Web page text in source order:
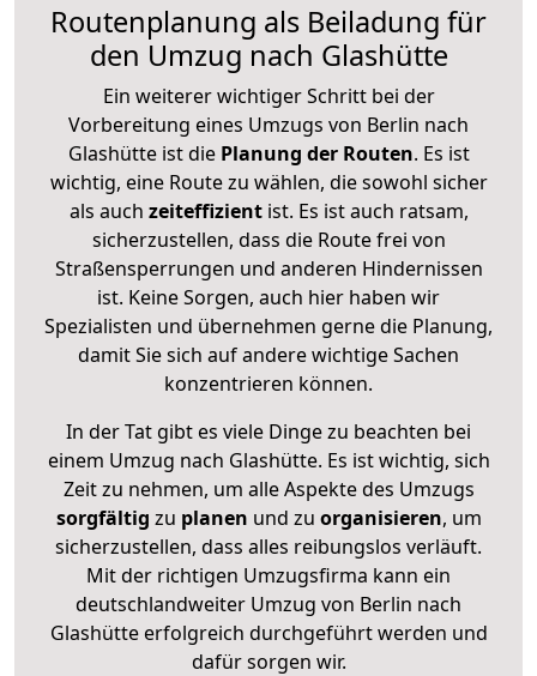
Routenplanung als Beiladung für
den Umzug nach Glashütte
Ein weiterer wichtiger Schritt bei der
Vorbereitung eines Umzugs von Berlin nach
Glashütte ist diePlanung der Routen. Es ist
wichtig, eine Route zu wählen, die sowohl sicher
als auch zeiteffizientist. Es ist auch ratsam,
sicherzustellen, dass die Route frei von
Straßensperrungen und anderen Hindernissen
ist. Keine Sorgen, auch hier haben wir
Spezialisten und übernehmen gerne die Planung,
damit Sie sich auf andere wichtige Sachen
konzentrieren können.
In der Tat gibt es viele Dinge zu beachten bei
einem Umzug nach Glashütte. Es ist wichtig, sich
Zeit zu nehmen, um alle Aspekte des Umzugs
sorgfältig zu planen und zu organisieren, um
sicherzustellen, dass alles reibungslos verläuft.
Mit der richtigen Umzugsfirma kann ein
deutschlandweiter Umzug von Berlin nach
Glashütte erfolgreich durchgeführt werden und
dafür sorgen wir.